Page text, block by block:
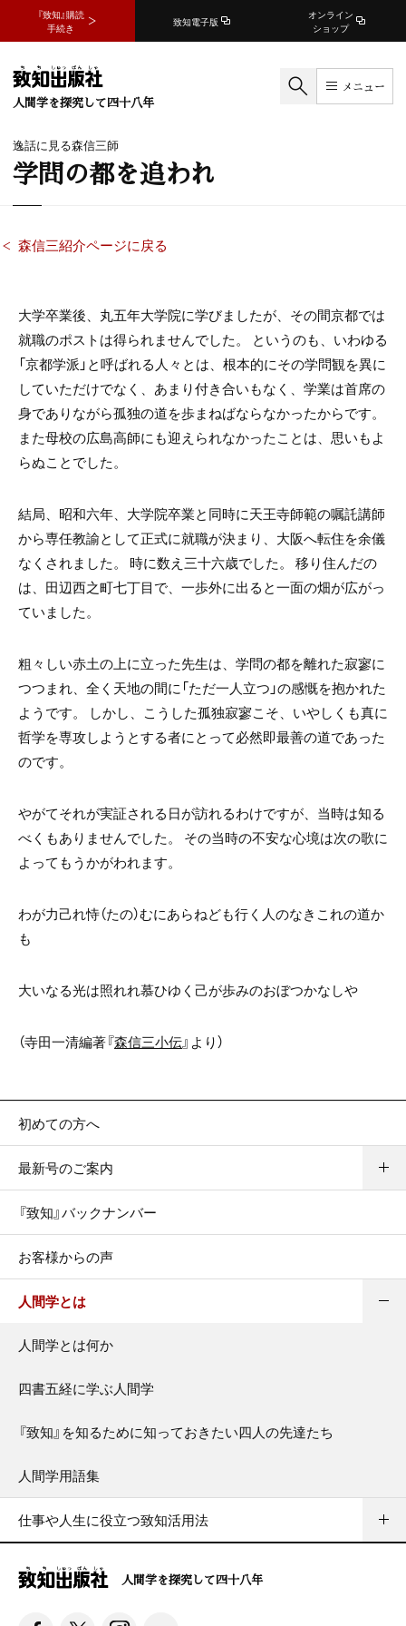
『致知』購読
手続き
致知電子版
オンライン
ショップ
人間学を探究して四十八年
メニュー
逸話に見る森信三師
学問の都を追われ
森信三紹介ページに戻る
大学卒業後、丸五年大学院に学びましたが、その間京都では
就職のポストは得られませんでした。 というのも、いわゆる
「京都学派」と呼ばれる人々とは、根本的にその学問観を異に
していただけでなく、あまり付き合いもなく、学業は首席の
身でありながら孤独の道を歩まねばならなかったからです。
また母校の広島高師にも迎えられなかったことは、思いもよ
らぬことでした。
結局、昭和六年、大学院卒業と同時に天王寺師範の嘱託講師
から専任教諭として正式に就職が決まり、大阪へ転住を余儀
なくされました。 時に数え三十六歳でした。 移り住んだの
は、田辺西之町七丁目で、一歩外に出ると一面の畑が広がっ
ていました。
粗々しい赤土の上に立った先生は、学問の都を離れた寂寥に
つつまれ、全く天地の間に「ただ一人立つ」の感慨を抱かれた
ようです。 しかし、こうした孤独寂寥こそ、いやしくも真に
哲学を専攻しようとする者にとって必然即最善の道であった
のです。
やがてそれが実証される日が訪れるわけですが、当時は知る
べくもありませんでした。 その当時の不安な心境は次の歌に
よってもうかがわれます。
わが力己れ恃（たの）むにあらねども行く人のなきこれの道か
も
大いなる光は照れれ慕ひゆく己が歩みのおぼつかなしや
（寺田一清編著『森信三小伝』より）
初めての方へ
最新号のご案内
『致知』バックナンバー
お客様からの声
人間学とは
人間学とは何か
四書五経に学ぶ人間学
『致知』を知るために知っておきたい四人の先達たち
人間学用語集
仕事や人生に役立つ致知活用法
人間学を探究して四十八年